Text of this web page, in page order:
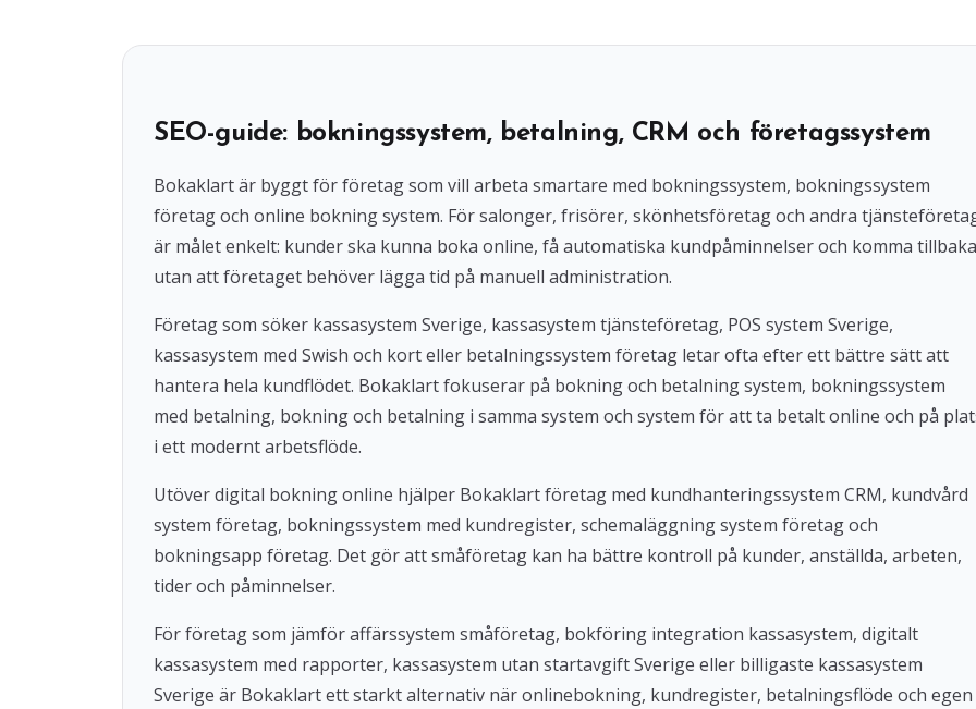
SEO-guide: bokningssystem, betalning, CRM och företagssystem
Bokaklart är byggt för företag som vill arbeta smartare med bokningssystem, bokningssystem
företag och online bokning system. För salonger, frisörer, skönhetsföretag och andra
är målet enkelt: kunder ska kunna boka online, få automatiska kundpåminnelser och komma tillbaka
utan att företaget behöver lägga tid på manuell administration.
Företag som söker kassasystem Sverige, kassasystem tjänsteföretag, POS system Sverige,
kassasystem med Swish och kort eller betalningssystem företag letar ofta efter ett bättre sätt att
hantera hela kundflödet. Bokaklart fokuserar på bokning och betalning system, bokningssystem
med betalning, bokning och betalning i samma system och system för att ta betalt online och på
i ett modernt arbetsflöde.
Utöver digital bokning online hjälper Bokaklart företag med kundhanteringssystem CRM, kundvård
system företag, bokningssystem med kundregister, schemaläggning system företag och
bokningsapp företag. Det gör att småföretag kan ha bättre kontroll på kunder, anställda, arbeten,
tider och påminnelser.
För företag som jämför affärssystem småföretag, bokföring integration kassasystem, digitalt
kassasystem med rapporter, kassasystem utan startavgift Sverige eller billigaste kassasystem
Sverige är Bokaklart ett starkt alternativ när onlinebokning, kundregister, betalningsflöde och egen